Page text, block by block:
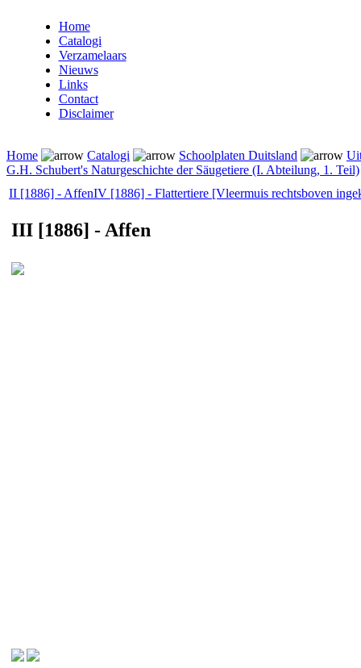
Home
Catalogi
Verzamelaars
Nieuws
Links
Contact
Disclaimer
Home Catalogi Schoolplaten Duitsland
G.H. Schubert's Naturgeschichte der Säugetiere (I. Abteilung, 1. Teil)
II [1886] - AffenIV [1886] - Flattertiere [Vleermuis rechtsboven
III [1886] - Affen